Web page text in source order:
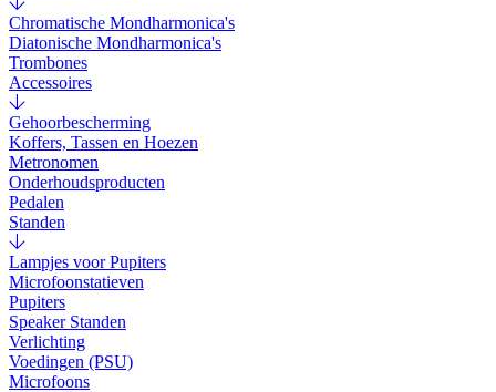
Chromatische Mondharmonica's
Diatonische Mondharmonica's
Trombones
Accessoires
Gehoorbescherming
Koffers, Tassen en Hoezen
Metronomen
Onderhoudsproducten
Pedalen
Standen
Lampjes voor Pupiters
Microfoonstatieven
Pupiters
Speaker Standen
Verlichting
Voedingen (PSU)
Microfoons